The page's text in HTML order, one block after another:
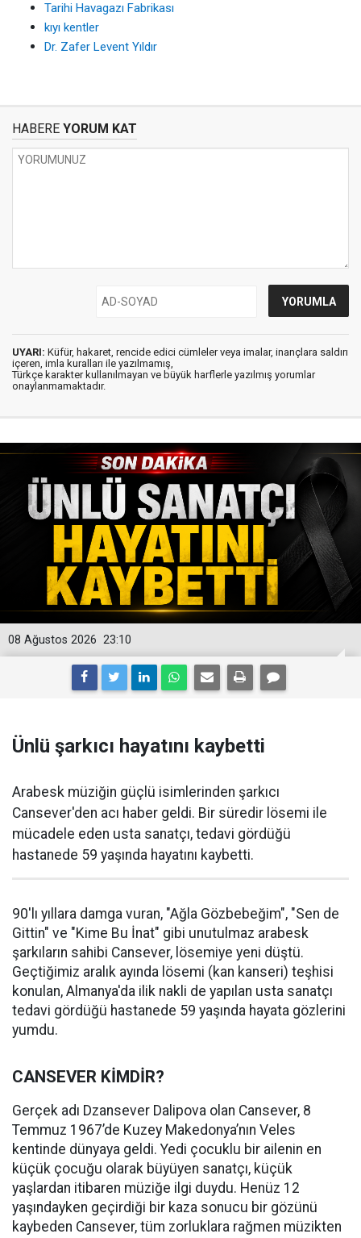
Tarihi Havagazı Fabrikası
kıyı kentler
Dr. Zafer Levent Yıldır
HABERE YORUM KAT
UYARI: Küfür, hakaret, rencide edici cümleler veya imalar, inançlara saldırı
içeren, imla kuralları ile yazılmamış,
Türkçe karakter kullanılmayan ve büyük harflerle yazılmış yorumlar
onaylanmamaktadır.
23:10
08 Ağustos 2026
Ünlü şarkıcı hayatını kaybetti
Arabesk müziğin güçlü isimlerinden şarkıcı
Cansever'den acı haber geldi. Bir süredir lösemi ile
mücadele eden usta sanatçı, tedavi gördüğü
hastanede 59 yaşında hayatını kaybetti.
90'lı yıllara damga vuran, "Ağla Gözbebeğim", "Sen de
Gittin" ve "Kime Bu İnat" gibi unutulmaz arabesk
şarkıların sahibi Cansever, lösemiye yeni düştü.
Geçtiğimiz aralık ayında lösemi (kan kanseri) teşhisi
konulan, Almanya'da ilik nakli de yapılan usta sanatçı
tedavi gördüğü hastanede 59 yaşında hayata gözlerini
yumdu.
CANSEVER KİMDİR?
Gerçek adı Dzansever Dalipova olan Cansever, 8
Temmuz 1967’de Kuzey Makedonya’nın Veles
kentinde dünyaya geldi. Yedi çocuklu bir ailenin en
küçük çocuğu olarak büyüyen sanatçı, küçük
yaşlardan itibaren müziğe ilgi duydu. Henüz 12
yaşındayken geçirdiği bir kaza sonucu bir gözünü
kaybeden Cansever, tüm zorluklara rağmen müzikten